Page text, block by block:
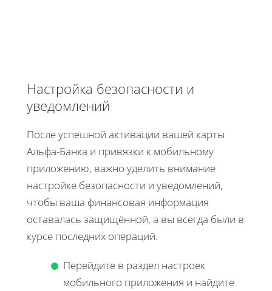
Настройка безопасности и
уведомлений
После успешной активации вашей карты
Альфа-Банка и привязки к мобильному
приложению, важно уделить внимание
настройке безопасности и уведомлений,
чтобы ваша финансовая информация
оставалась защищённой, а вы всегда были в
курсе последних операций.
Перейдите в раздел настроек
мобильного приложения и найдите